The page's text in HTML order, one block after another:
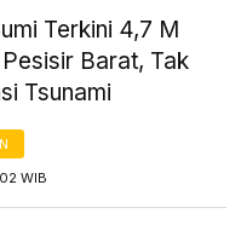
Terkini 4,7 M
Barat, Tak
Tsunami
WIB